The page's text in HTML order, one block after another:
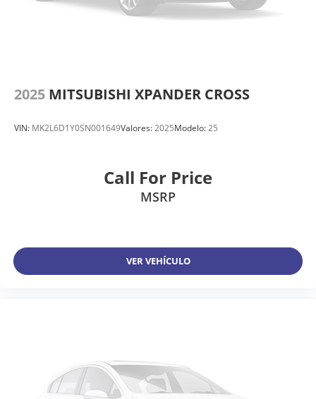
2025 MITSUBISHI XPANDER CROSS
VIN: MK2L6D1Y0SN001649Valores:2025Modelo:25
Call For Price
MSRP
VER VEHÍCULO